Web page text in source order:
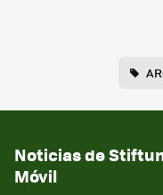
Noticias de
Móvil